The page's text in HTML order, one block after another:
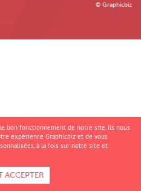
© Graphicbiz
bon fonctionnement de notre site. Ils nous
expérience Graphicbiz et de vous
à la fois sur notre site et